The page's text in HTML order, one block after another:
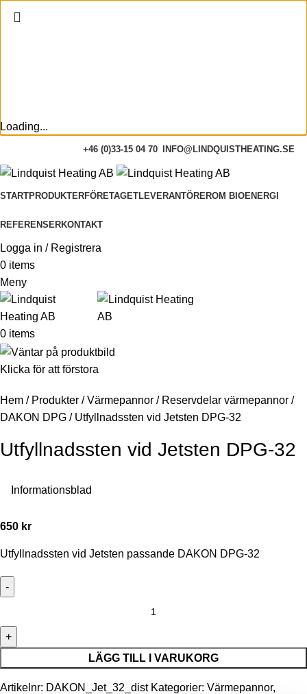
Loading...
+46 (0)33-15 04 70 INFO@LINDQUISTHEATING.SE
STARTPRODUKTERFÖRETAGETLEVERANTÖREROM BIOENERGI
REFERENSERKONTAKT
Logga in / Registrera
0 items
Meny
0 items
Klicka för att förstora
Hem / Produkter /Värmepannor / Reservdelar värmepannor /
DAKON DPG / Utfyllnadssten vid Jetsten DPG-32
Utfyllnadssten vid Jetsten DPG-32
Informationsblad
650 kr
Utfyllnadssten vid Jetsten passande DAKON DPG-32
LÄGG TILL I VARUKORG
Artikelnr: DAKON_Jet_32_dist Kategorier: Värmepannor,